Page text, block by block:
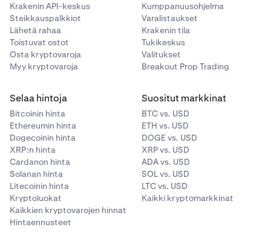
Krakenin API-keskus
Steikkauspalkkiot
Lähetä rahaa
Toistuvat ostot
Osta kryptovaroja
Myy kryptovaroja
Kumppanuusohjelma
Varalistaukset
Krakenin tila
Tukikeskus
Valitukset
Breakout Prop Trading
Selaa hintoja
Bitcoinin hinta
Ethereumin hinta
Dogecoinin hinta
XRP:n hinta
Cardanon hinta
Solanan hinta
Litecoinin hinta
Kryptoluokat
Kaikkien kryptovarojen hinnat
Hintaennusteet
Suositut markkinat
BTC vs. USD
ETH vs. USD
DOGE vs. USD
XRP vs. USD
ADA vs. USD
SOL vs. USD
LTC vs. USD
Kaikki kryptomarkkinat